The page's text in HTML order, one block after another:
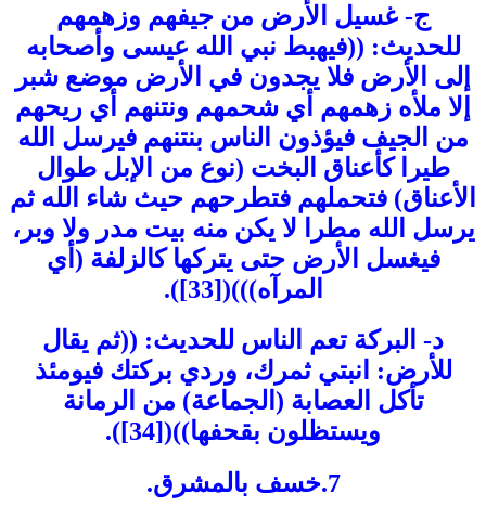
ج- غسيل الأرض من جيفهم وزهمهم
للحديث: ((فيهبط نبي الله عيسى وأصحابه
إلى الأرض فلا يجدون في الأرض موضع شبر
إلا ملأه زهمهم أي شحمهم ونتنهم أي ريحهم
من الجيف فيؤذون الناس بنتنهم فيرسل الله
طيرا كأعناق البخت (نوع من الإبل طوال
الأعناق) فتحملهم فتطرحهم حيث شاء الله ثم
يرسل الله مطرا لا يكن منه بيت مدر ولا وبر،
فيغسل الأرض حتى يتركها كالزلفة (أي
المرآه)))([33]).
د- البركة تعم الناس للحديث: ((ثم يقال
للأرض: انبتي ثمرك، وردي بركتك فيومئذ
تأكل العصابة (الجماعة) من الرمانة
ويستظلون بقحفها))([34]).
7.خسف بالمشرق.